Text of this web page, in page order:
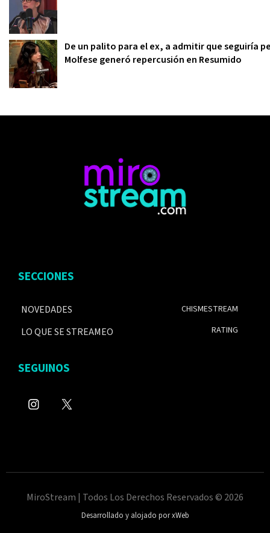
De un palito para el ex, a admitir que seguiría
Molfese generó repercusión en Resumido
SECCIONES
NOVEDADES
LO QUE SE STREAMEO
CHISMESTREAM
RATING
SEGUINOS
MiroStream | Todos Los Derechos Reservados © 2026
Desarrollado y alojado por xWeb